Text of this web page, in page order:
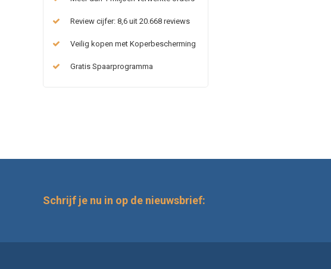
Review cijfer: 8,6 uit 20.668 reviews
Veilig kopen met Koperbescherming
Gratis Spaarprogramma
Schrijf je nu in op de nieuwsbrief: